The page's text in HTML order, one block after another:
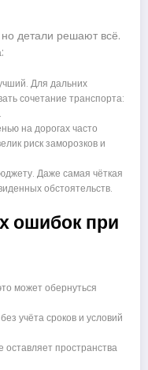
детали решают всё.
Для дальних
сочетание транспорта:
на дорогах часто
риск заморозков и
Даже самая чёткая
обстоятельств.
ошибок при
может обернуться
учёта сроков и условий
пространства